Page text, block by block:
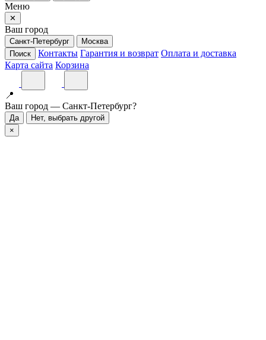
Меню
✕
Ваш город
Санкт-Петербург
Москва
Поиск
Контакты Гарантия и возврат Оплата и доставка
Карта сайта Корзина
📍
Ваш город — Санкт-Петербург?
Да
Нет, выбрать другой
×